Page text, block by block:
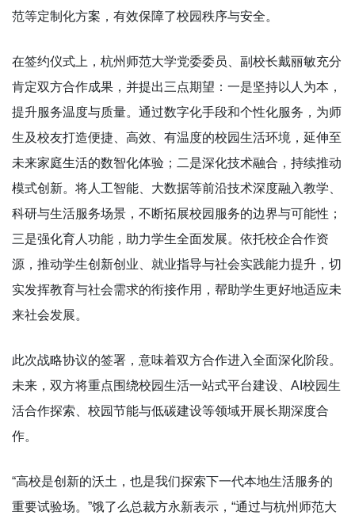
范等定制化方案，有效保障了校园秩序与安全。
在签约仪式上，杭州师范大学党委委员、副校长戴丽敏充分
肯定双方合作成果，并提出三点期望：一是坚持以人为本，
提升服务温度与质量。通过数字化手段和个性化服务，为师
生及校友打造便捷、高效、有温度的校园生活环境，延伸至
未来家庭生活的数智化体验；二是深化技术融合，持续推动
模式创新。将人工智能、大数据等前沿技术深度融入教学、
科研与生活服务场景，不断拓展校园服务的边界与可能性；
三是强化育人功能，助力学生全面发展。依托校企合作资
源，推动学生创新创业、就业指导与社会实践能力提升，切
实发挥教育与社会需求的衔接作用，帮助学生更好地适应未
来社会发展。
此次战略协议的签署，意味着双方合作进入全面深化阶段。
未来，双方将重点围绕校园生活一站式平台建设、AI校园生
活合作探索、校园节能与低碳建设等领域开展长期深度合
作。
“高校是创新的沃土，也是我们探索下一代本地生活服务的
重要试验场。”饿了么总裁方永新表示，“通过与杭州师范大